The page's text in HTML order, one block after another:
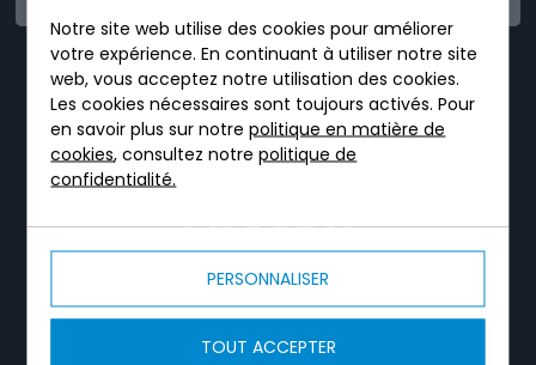
Notre site web utilise des cookies pour améliorer
votre expérience. En continuant à utiliser notre site
web, vous acceptez notre utilisation des cookies.
Les cookies nécessaires sont toujours activés. Pour
en savoir plus sur notrepolitique en matière de
cookies, consultez notrepolitique de
confidentialité.
PERSONNALISER
TOUT ACCEPTER
TRICEL, C'EST UN
SERVICE DÉDIÉ TOUT
AU LONG DE VOTRE
PROJET.